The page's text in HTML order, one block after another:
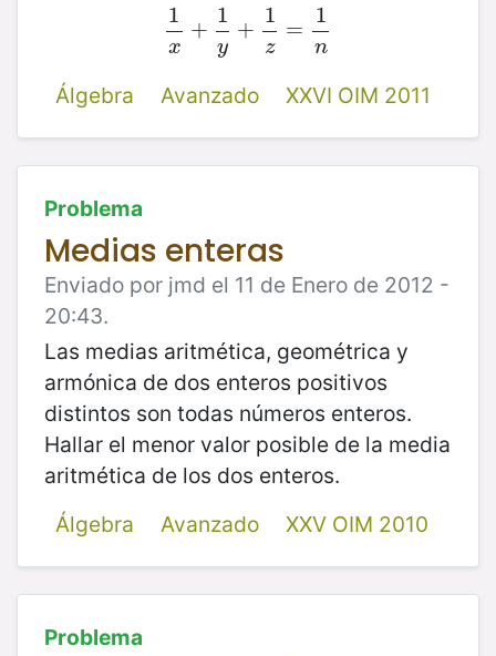
1
x
+
1
y
+
1
z
=
1
n
1x+1y+ 1z=1n
Álgebra Avanzado XXVI OIM 2011
Problema
Medias enteras
Enviado por jmd el 11 de Enero de 2012 -
20:43.
Las medias aritmética, geométrica y
armónica de dos enteros positivos
distintos son todas números enteros.
Hallar el menor valor posible de la media
aritmética de los dos enteros.
Álgebra
Avanzado XXV OIM 2010
Problema